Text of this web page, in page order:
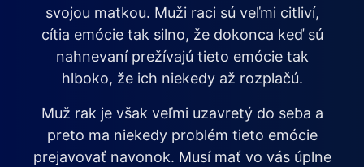
svojou matkou. Muži raci sú veľmi citliví,
cítia emócie tak silno, že dokonca keď sú
nahnevaní prežívajú tieto emócie tak
hlboko, že ich niekedy až rozplačú.
Muž rak je však veľmi uzavretý do seba a
preto ma niekedy problém tieto emócie
prejavovať navonok. Musí mať vo vás úplne